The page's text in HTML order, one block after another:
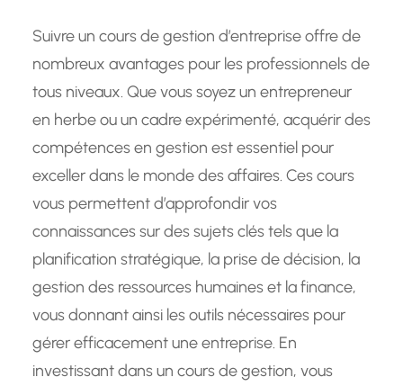
Suivre un cours de gestion d’entreprise offre de
nombreux avantages pour les professionnels de
tous niveaux. Que vous soyez un entrepreneur
en herbe ou un cadre expérimenté, acquérir des
compétences en gestion est essentiel pour
exceller dans le monde des affaires. Ces cours
vous permettent d’approfondir vos
connaissances sur des sujets clés tels que la
planification stratégique, la prise de décision, la
gestion des ressources humaines et la finance,
vous donnant ainsi les outils nécessaires pour
gérer efficacement une entreprise. En
investissant dans un cours de gestion, vous